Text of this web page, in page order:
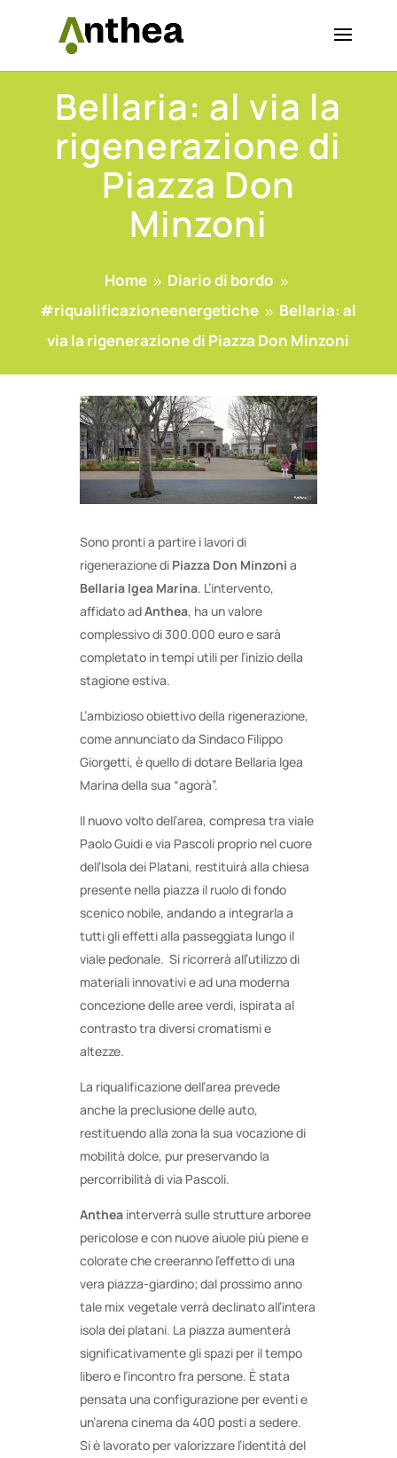
Bellaria: al via la
rigenerazione di
Piazza Don
Minzoni
Home 9 Diario di bordo 9
#riqualificazioneenergetiche 9 Bellaria: al
via la rigenerazione di Piazza Don Minzoni
Sono pronti a partire i lavori di
rigenerazione di Piazza Don Minzoni a
Bellaria Igea Marina. L’intervento,
affidato adAnthea, ha un valore
complessivo di 300.000 euro e sarà
completato in tempi utili per l’inizio della
stagione estiva.
L’ambizioso obiettivo della rigenerazione,
come annunciato da Sindaco Filippo
Giorgetti, è quello di dotare Bellaria Igea
Marina della sua “agorà”.
Il nuovo volto dell’area, compresa tra viale
Paolo Guidi e via Pascoli proprio nel cuore
dell’Isola dei Platani, restituirà alla chiesa
presente nella piazza il ruolo di fondo
scenico nobile, andando a integrarla a
tutti gli effetti alla passeggiata lungo il
viale pedonale. Si ricorrerà all’utilizzo di
materiali innovativi e ad una moderna
concezione delle aree verdi, ispirata al
contrasto tra diversi cromatismi e
altezze.
La riqualificazione dell’area prevede
anche la preclusione delle auto,
restituendo alla zona la sua vocazione di
mobilità dolce, pur preservando la
percorribilità di via Pascoli.
Antheainterverrà sulle strutture arboree
pericolose e con nuove aiuole più piene e
colorate che creeranno l’effetto di una
vera piazza-giardino; dal prossimo anno
tale mix vegetale verrà declinato all’intera
isola dei platani. La piazza aumenterà
significativamente gli spazi per il tempo
libero e l’incontro fra persone. È stata
pensata una configurazione per eventi e
un’arena cinema da 400 posti a sedere.
Si è lavorato per valorizzare l’identità del